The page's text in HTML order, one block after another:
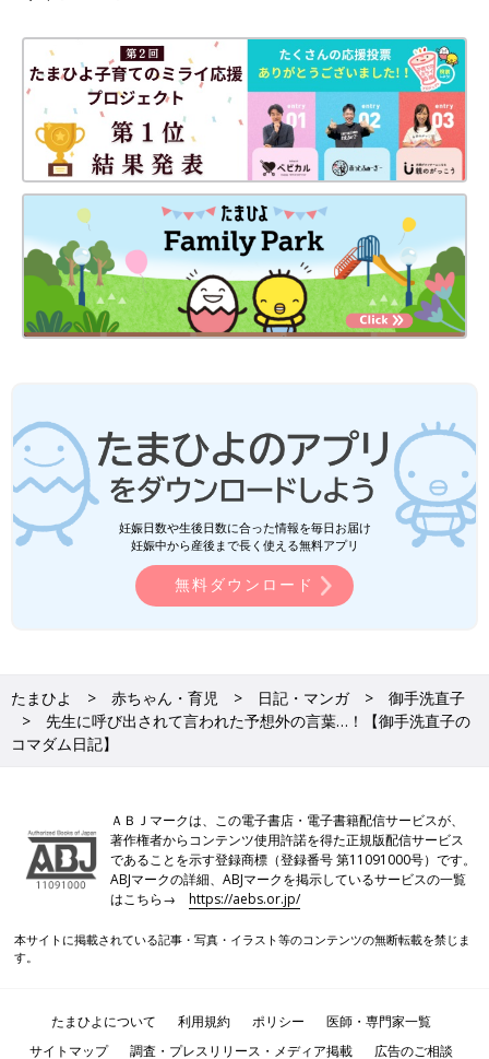
妊娠日数や生後日数に合った情報を毎日お届け
妊娠中から産後まで長く使える無料アプリ
無料ダウンロード
たまひよ 赤ちゃん・育児 日記・マンガ
御手洗直子
先生に呼び出されて言われた予想外の言葉…！【御手洗直子の
コマダム日記】
ＡＢＪマークは、この電子書店・電子書籍配信サービスが、
著作権者からコンテンツ使用許諾を得た正規版配信サービス
であることを示す登録商標（登録番号 第11091000号）です。
ABJマークの詳細、ABJマークを掲示しているサービスの一覧
はこちら→https://aebs.or.jp/
本サイトに掲載されている記事・写真・イラスト等のコンテンツの無断転載を禁じま
す。
たまひよについて 利用規約 ポリシー
医師・専門家一覧
サイトマップ
調査・プレスリリース・メディア掲載 広告のご相談